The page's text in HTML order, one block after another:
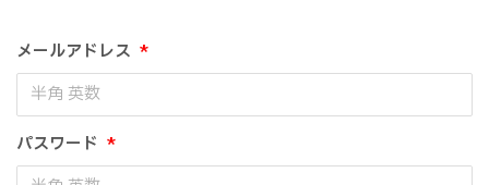
メールアドレス *
パスワード *